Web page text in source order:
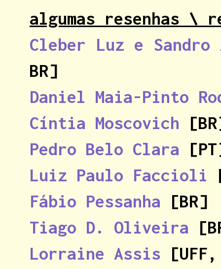
algumas resenhas \
Cleber Luz e
BR]
Daniel Maia-Pinto
Cíntia Moscovich
Pedro Belo Clara
Luiz Paulo Faccioli
Fábio Pessanha [BR]
Tiago D. Oliveira
Lorraine Assis